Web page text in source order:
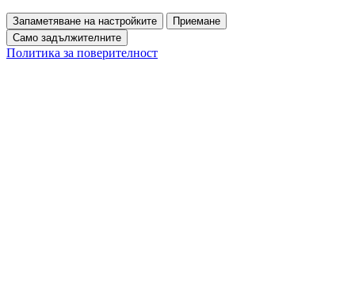
Запаметяване на настройките
Приемане
Само задължителните
Политика за поверителност